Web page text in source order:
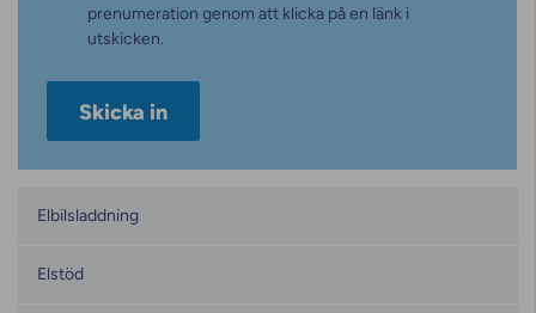
prenumeration genom att klicka på en länk i
utskicken.
Elbilsladdning
Elstöd